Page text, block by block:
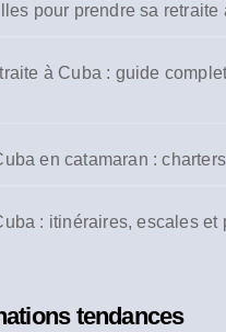
pour prendre sa retraite
à Cuba : guide
en catamaran :
: itinéraires, escales et
tendances